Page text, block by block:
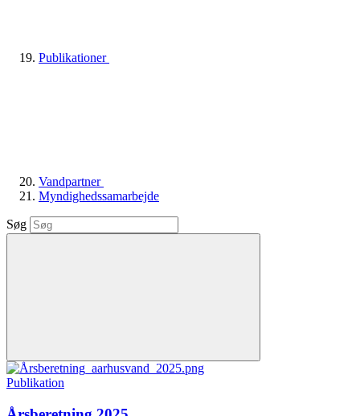
Publikationer
Vandpartner
Myndighedssamarbejde
Søg
Publikation